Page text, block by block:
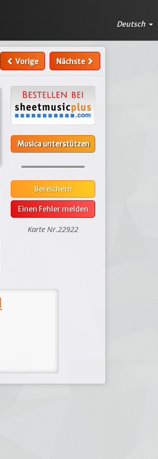
Deutsch
Vorige Nächste
Musica unterstützen
Bereichern
Einen Fehler melden
Karte Nr.22922